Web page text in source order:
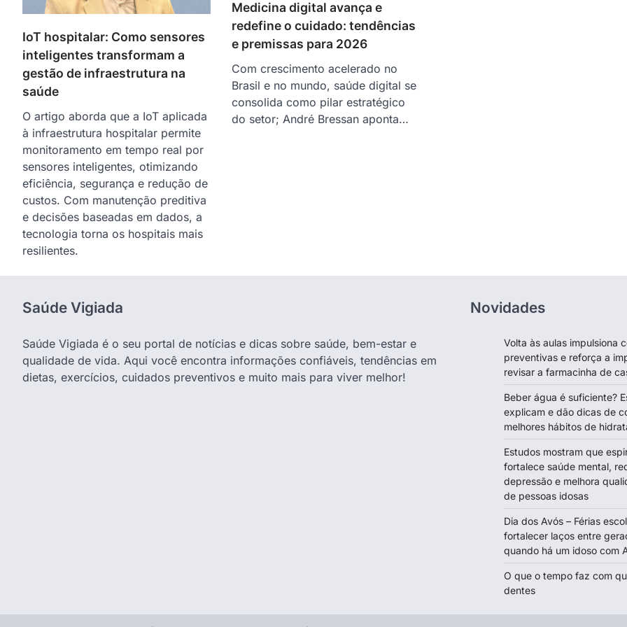
IoT hospitalar: Como sensores
inteligentes transformam a
gestão de infraestrutura na
saúde
O artigo aborda que a IoT aplicada
à infraestrutura hospitalar permite
monitoramento em tempo real por
sensores inteligentes, otimizando
eficiência, segurança e redução de
custos. Com manutenção preditiva
e decisões baseadas em dados, a
tecnologia torna os hospitais mais
resilientes.
Medicina digital avança e
redefine o cuidado: tendências
e premissas para 2026
Com crescimento acelerado no
Brasil e no mundo, saúde digital se
consolida como pilar estratégico
do setor; André Bressan aponta…
Saúde Vigiada
Saúde Vigiada é o seu portal de notícias e dicas sobre saúde, bem-estar e
qualidade de vida. Aqui você encontra informações confiáveis, tendências em
dietas, exercícios, cuidados preventivos e muito mais para viver melhor!
Novidades
Volta às aulas impulsiona
preventivas e reforça a
revisar a farmacinha de
Beber água é suficiente?
explicam e dão dicas de
melhores hábitos de
Estudos mostram que
fortalece saúde mental,
depressão e melhora
de pessoas idosas
Dia dos Avós – Férias
fortalecer laços entre
quando há um idoso com
O que o tempo faz com
dentes